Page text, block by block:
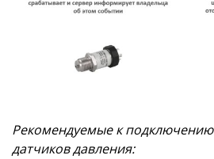
Рекомендуемые к
датчиков давления: